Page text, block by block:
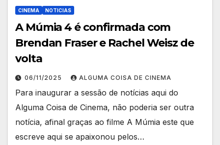
CINEMA NOTICIAS
A Múmia 4 é confirmada com
Brendan Fraser e Rachel Weisz de
volta
06/11/2025 ALGUMA COISA DE CINEMA
Para inaugurar a sessão de notícias aqui do
Alguma Coisa de Cinema, não poderia ser outra
notícia, afinal graças ao filme A Múmia este que
escreve aqui se apaixonou pelos…